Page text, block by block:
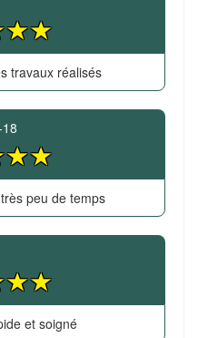
travaux réalisés
peu de temps
et soigné